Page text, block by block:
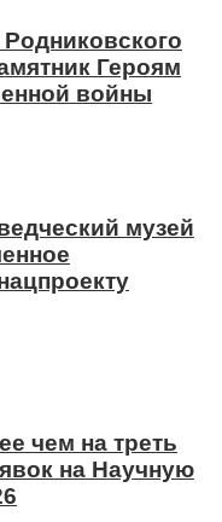
Героям
войны
музей
чем на треть
на Научную